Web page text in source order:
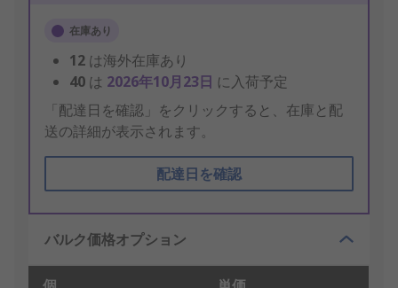
在庫あり
12 は海外在庫あり
40 は 2026年10月23日 に入荷予定
「配達日を確認」をクリックすると、在庫と配
送の詳細が表示されます。
配達日を確認
バルク価格オプション